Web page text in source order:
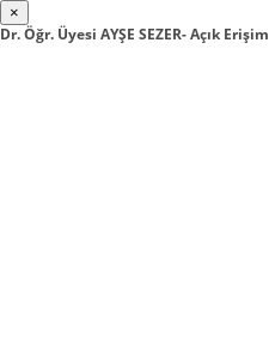
×
Dr. Öğr. Üyesi AYŞE SEZER- Açık Erişim